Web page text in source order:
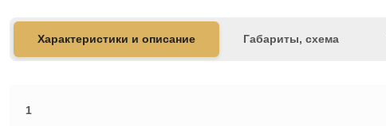
Характеристики и описание Габариты, схема
1